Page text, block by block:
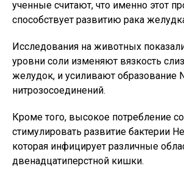
ученные считают, что именно этот
способствует развитию рака
Исследования на животных
уровни соли изменяют вязкость
желудок, и усиливают образование
нитрозосоединений.
Кроме того, высокое потребление
стимулировать развитие бактерии
которая инфицирует различные
двенадцатиперстной кишки.